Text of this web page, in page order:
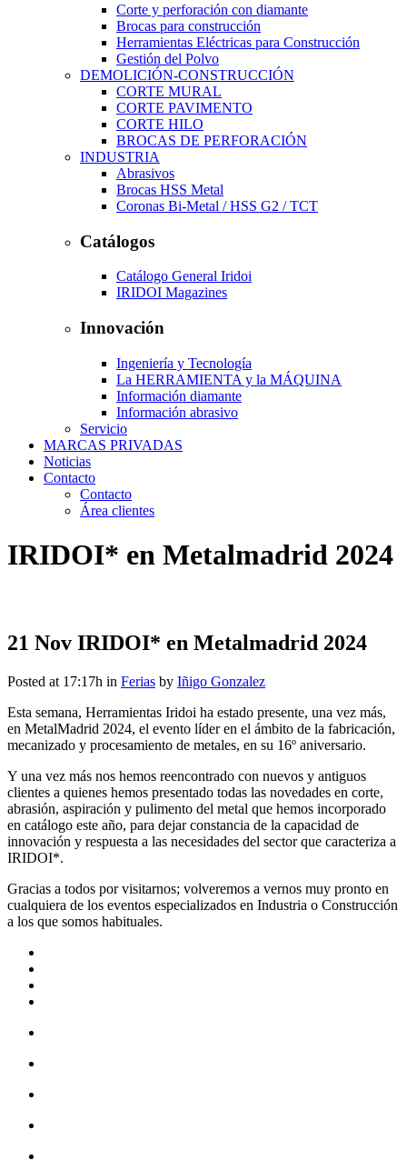
Corte y perforación con diamante
Brocas para construcción
Herramientas Eléctricas para Construcción
Gestión del Polvo
DEMOLICIÓN-CONSTRUCCIÓN
CORTE MURAL
CORTE PAVIMENTO
CORTE HILO
BROCAS DE PERFORACIÓN
INDUSTRIA
Abrasivos
Brocas HSS Metal
Coronas Bi-Metal / HSS G2 / TCT
Catálogos
Catálogo General Iridoi
IRIDOI Magazines
Innovación
Ingeniería y Tecnología
La HERRAMIENTA y la MÁQUINA
Información diamante
Información abrasivo
Servicio
MARCAS PRIVADAS
Noticias
Contacto
Contacto
Área clientes
IRIDOI* en Metalmadrid 2024
21 Nov IRIDOI* en Metalmadrid 2024
Posted at 17:17h in Ferias by Iñigo Gonzalez
Esta semana, Herramientas Iridoi ha estado presente, una vez más,
en MetalMadrid 2024, el evento líder en el ámbito de la fabricación,
mecanizado y procesamiento de metales, en su 16º aniversario.
Y una vez más nos hemos reencontrado con nuevos y antiguos
clientes a quienes hemos presentado todas las novedades en corte,
abrasión, aspiración y pulimento del metal que hemos incorporado
en catálogo este año, para dejar constancia de la capacidad de
innovación y respuesta a las necesidades del sector que caracteriza a
IRIDOI*.
Gracias a todos por visitarnos; volveremos a vernos muy pronto en
cualquiera de los eventos especializados en Industria o Construcción
a los que somos habituales.